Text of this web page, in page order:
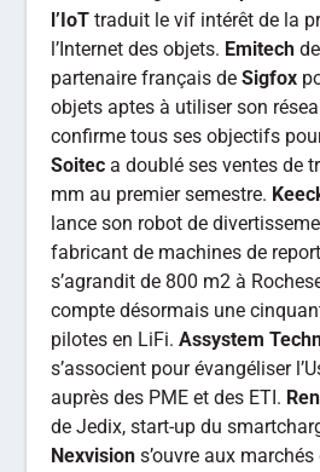
l’IoTtraduit le vif intérêt de la
l’Internet des objets. Emitech
partenaire français deSigfox
objets aptes à utiliser son
confirme tous ses objectifs
Soitec a doublé ses ventes de
mm au premier semestre.
lance son robot de
fabricant de machines de
s’agrandit de 800 m2 à
compte désormais une
pilotes en LiFi.Assystem
s’associent pour évangéliser
auprès des PME et des ETI.
de Jedix, start-up du
Nexvision s’ouvre aux